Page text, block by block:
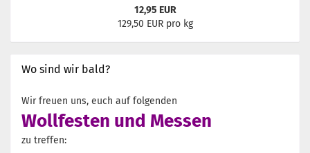
12,95 EUR
129,50 EUR pro kg
Wo sind wir bald?
Wir freuen uns, euch auf folgenden
Wollfesten und Messen
zu treffen: